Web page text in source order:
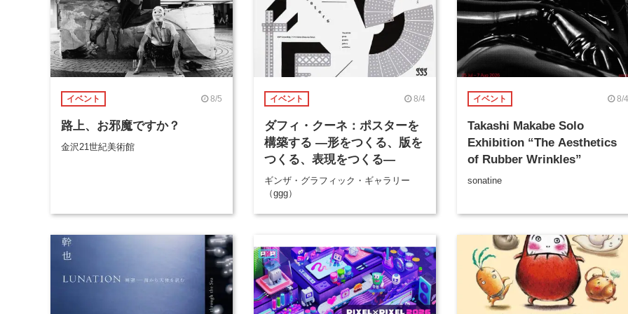
イベント 8/5
路上、お邪魔ですか？
金沢21世紀美術館
イベント 8/4
ダフィ・クーネ：ポスターを
構築する ―形をつくる、版を
つくる、表現をつくる―
ギンザ・グラフィック・ギャラリー
（ggg）
イベント 8/4
Takashi Makabe Solo
Exhibition “The Aesthetics
of Rubber Wrinkles”
sonatine